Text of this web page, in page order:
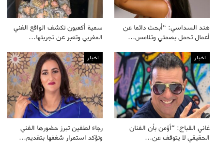
هند السداسي: “أبحث دائما عن
أعمال تحمل بصمتي وتلامس…
سمية أكعبون تكشف الواقع الفني
المغربي وتعبر عن تجربتها…
اخبار
غاني القباج: “أؤمن بأن الفنان
الحقيقي لا يتوقف عن…
اخبار
رجاء لطفين تبرز حضورها الفني
وتؤكد استمرار شغفها بتقديم…